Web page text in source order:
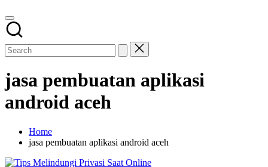
jasa pembuatan aplikasi
android aceh
Home
jasa pembuatan aplikasi android aceh